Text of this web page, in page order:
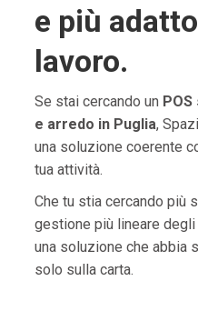
e più
lavoro.
Se stai cercando un
e arredo in Puglia,
una soluzione coerente
tua attività.
Che tu stia cercando più
gestione più lineare
una soluzione che abbia
solo sulla carta.